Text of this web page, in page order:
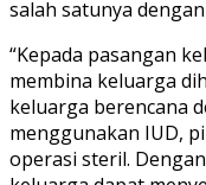
salah satunya
“Kepada pasangan
membina keluarga
keluarga berencana
menggunakan IUD,
operasi steril.